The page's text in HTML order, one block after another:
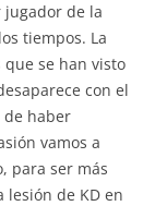
jugador de la
tiempos. La
se han visto
con el
de haber
vamos a
para ser más
lesión de KD en